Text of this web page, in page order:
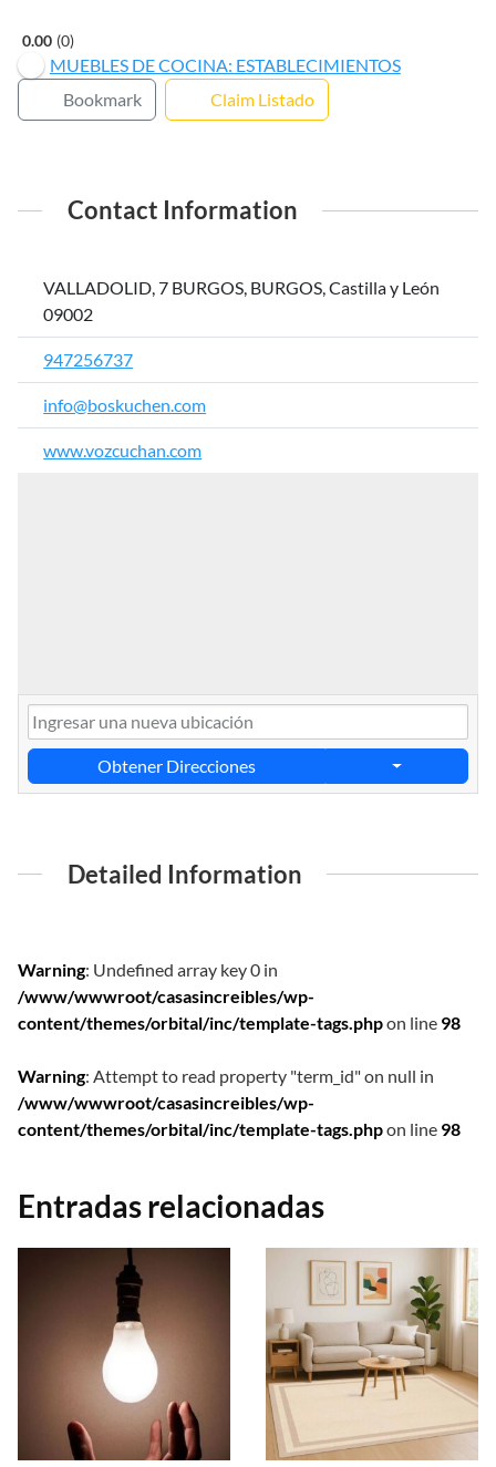
0.00 0
MUEBLES DE COCINA: ESTABLECIMIENTOS
Bookmark
Claim Listado
Contact Information
VALLADOLID, 7 BURGOS, BURGOS, Castilla y León
09002
947256737
info@boskuchen.com
www.vozcuchan.com
Obtener Direcciones
Detailed Information
Warning: Undefined array key 0 in
/www/wwwroot/casasincreibles/wp-
content/themes/orbital/inc/template-tags.phpon line 98
Warning: Attempt to read property "term_id" on null in
/www/wwwroot/casasincreibles/wp-
content/themes/orbital/inc/template-tags.phpon line 98
Entradas relacionadas